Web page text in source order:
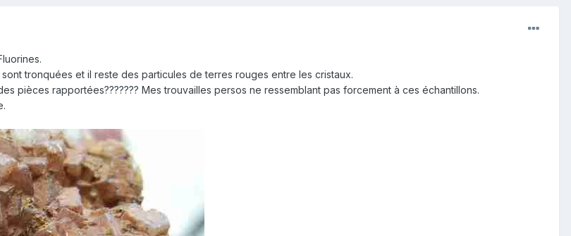
tronquées et il reste des particules de terres rouges entre les cristaux.
pièces rapportées??????? Mes trouvailles persos ne ressemblant pas forcement à ces échantillons.